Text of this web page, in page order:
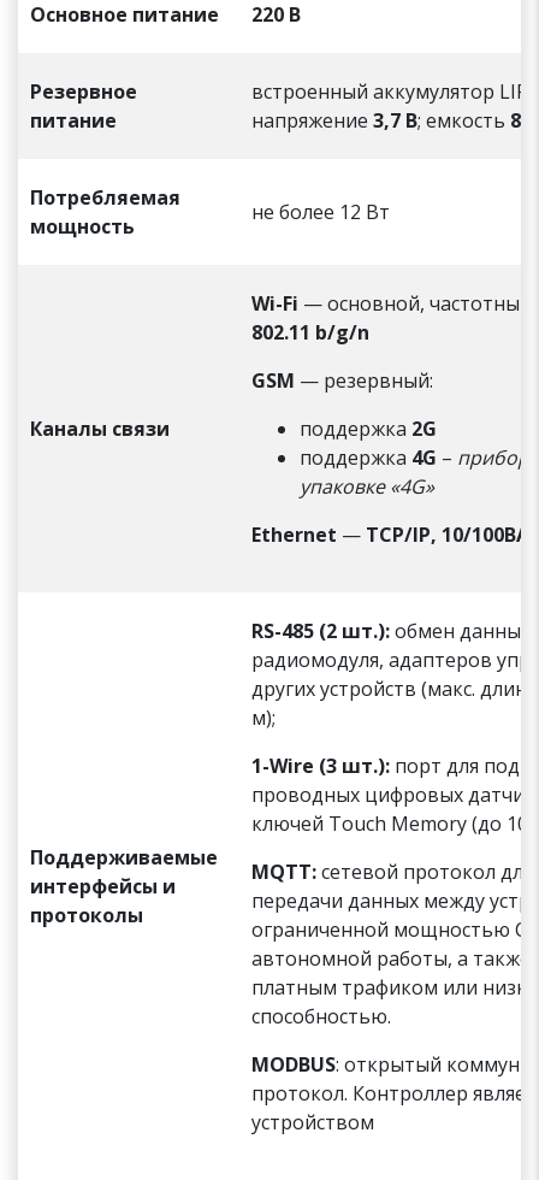
Основное питание 220 В
Резервное
питание
встроенный аккумулятор LIR
напряжение 3,7 В; емкость
Потребляемая
мощность
не более 12 Вт
Каналы связи
Wi-Fi — основной,
802.11 b/g/n
GSM — резервный:
поддержка 2G
поддержка 4G –
упаковке «4G»
Ethernet — TCP/IP, 10/
Поддерживаемые
интерфейсы и
протоколы
RS-485 (2 шт.):обмен
радиомодуля, адаптеров
других устройств (макс.
м);
1-Wire (3 шт.): порт для
проводных цифровых
ключей Touch Memory (до 10
MQTT:сетевой протокол
передачи данных между
ограниченной мощностью
автономной работы, а также
платным трафиком или
способностью.
MODBUS: открытый
протокол. Контроллер
устройством